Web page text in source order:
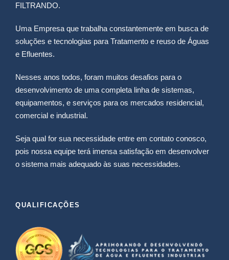
FILTRANDO.
Uma Empresa que trabalha constantemente em busca de
soluções e tecnologias para Tratamento e reuso de Águas
e Efluentes.
Nesses anos todos, foram muitos desafios para o
desenvolvimento de uma completa linha de sistemas,
equipamentos, e serviços para os mercados residencial,
comercial e industrial.
Seja qual for sua necessidade entre em contato conosco,
pois nossa equipe terá imensa satisfação em desenvolver
o sistema mais adequado às suas necessidades.
QUALIFICAÇÕES